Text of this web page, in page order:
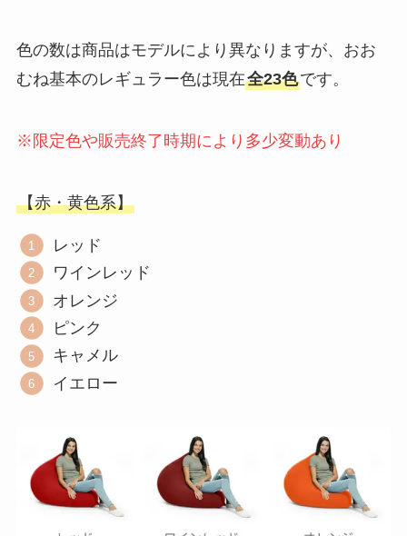
色の数は商品はモデルにより異なりますが、おお
むね基本のレギュラー色は現在全23色です。
※限定色や販売終了時期により多少変動あり
【赤・黄色系】
レッド
ワインレッド
オレンジ
ピンク
キャメル
イエロー